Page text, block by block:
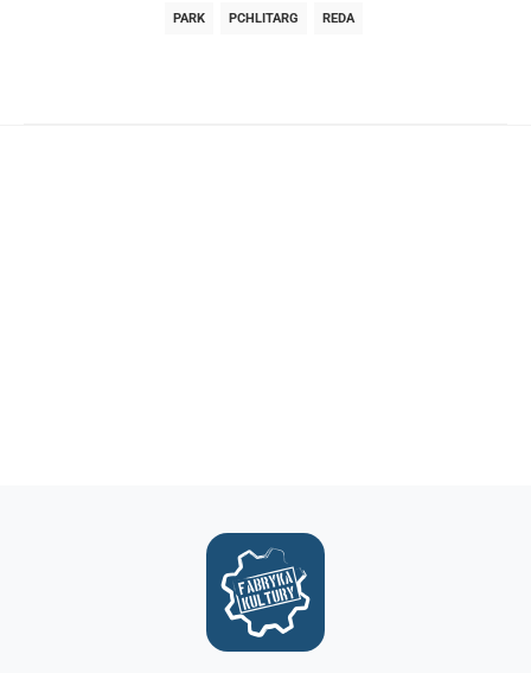
PARK PCHLITARG REDA